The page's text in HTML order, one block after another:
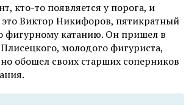
кто-то появляется у порога, и
это Виктор Никифоров, пятикратный
фигурному катанию. Он пришел в
молодого фигуриста,
обошел своих старших соперников